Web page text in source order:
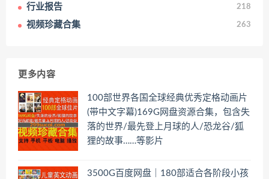
行业报告 218
视频珍藏合集 263
更多内容
100部世界各国全球经典优秀定格动画片
(带中文字幕)169G网盘资源合集，包含失
落的世界/最先登上月球的人/恐龙谷/狐
狸的故事……等影片
3500G百度网盘｜180部适合各阶段小孩